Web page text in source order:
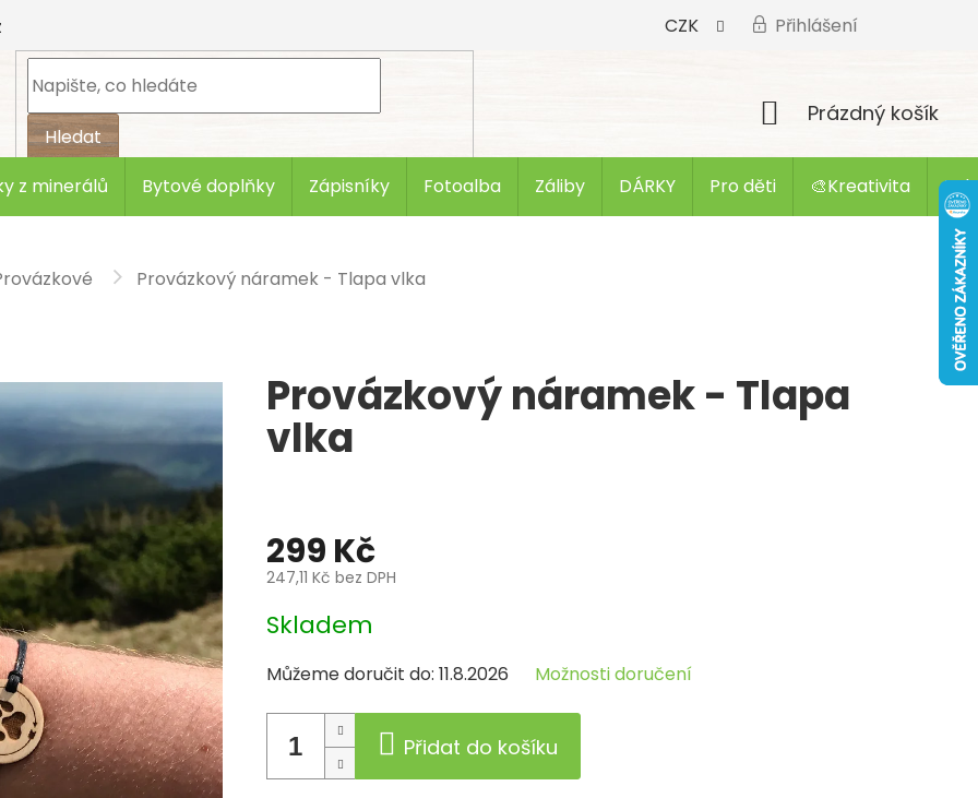
CZK Přihlášení
Hledat
Nákupní
Prázdný košík
z minerálů Bytové doplňky Zápisníky Fotoalba Záliby DÁRKY Pro děti 🎨Kreativita
Provázkový náramek - Tlapa vlka
Provázkový náramek - Tlapa
vlka
art-wood.cz
299 Kč
247,11 Kč bez DPH
Měrná
cena:
Skladem
Můžeme doručit do: 11.8.2026 Možnosti doručení
Přidat do košíku